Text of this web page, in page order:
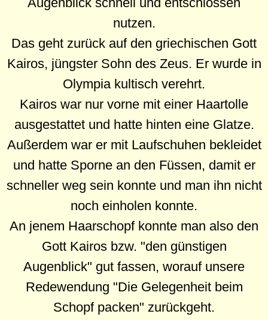
nutzen.
Das geht zurück auf den griechischen Gott
Kairos, jüngster Sohn des Zeus. Er wurde in
Olympia kultisch verehrt.
Kairos war nur vorne mit einer Haartolle
ausgestattet und hatte hinten eine Glatze.
Außerdem war er mit Laufschuhen bekleidet
und hatte Sporne an den Füssen, damit er
schneller weg sein konnte und man ihn nicht
noch einholen konnte.
An jenem Haarschopf konnte man also den
Gott Kairos bzw. "den günstigen
Augenblick" gut fassen, worauf unsere
Redewendung "Die Gelegenheit beim
Schopf packen" zurückgeht.